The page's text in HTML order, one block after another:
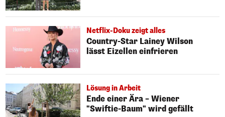
Netflix-Doku zeigt alles
Country-Star Lainey Wilson
lässt Eizellen einfrieren
Lösung in Arbeit
Ende einer Ära – Wiener
"Swiftie-Baum" wird gefällt